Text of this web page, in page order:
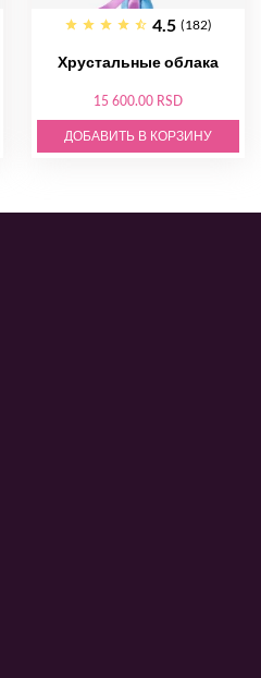
4.5 (182)
Хрустальные облака
15 600.00 RSD
ДОБАВИТЬ В КОРЗИНУ